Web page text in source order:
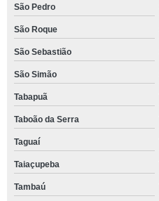
São Pedro
São Roque
São Sebastião
São Simão
Tabapuã
Taboão da Serra
Taguaí
Taiaçupeba
Tambaú